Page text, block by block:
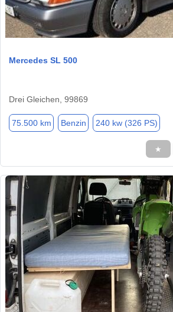
Mercedes SL 500
Drei Gleichen, 99869
75.500 km Benzin 240 kw (326 PS)
★